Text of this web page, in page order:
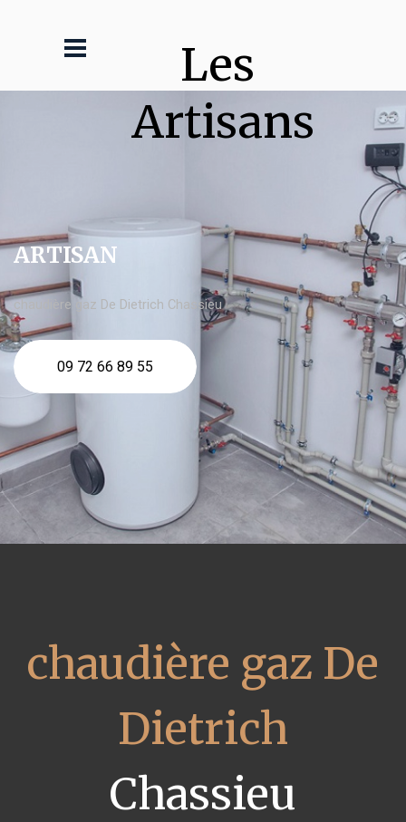
Les
Artisans
ARTISAN
chaudière gaz De Dietrich Chassieu
09 72 66 89 55
chaudière gaz De
Dietrich
Chassieu